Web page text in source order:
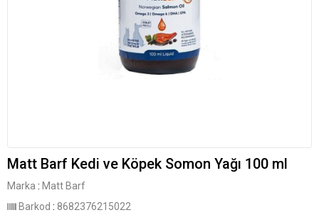
Matt Barf Kedi ve Köpek Somon Yağı 100 ml
Marka : Matt Barf
Barkod : 8682376215022